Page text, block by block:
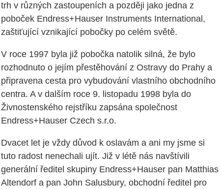
trh v různých zastoupeních a později jako jedna z
poboček Endress+Hauser Instruments International,
zaštiťující vznikající pobočky po celém světě.
V roce 1997 byla již pobočka natolik silná, že bylo
rozhodnuto o jejím přestěhování z Ostravy do Prahy a
připravena cesta pro vybudování vlastního obchodního
centra. A v dalším roce 9. listopadu 1998 byla do
Živnostenského rejstříku zapsána společnost
Endress+Hauser Czech s.r.o.
Dvacet let je vždy důvod k oslavám a ani my jsme si
tuto radost nenechali ujít. Již v létě nás navštívili
generální ředitel skupiny Endress+Hauser pan Matthias
Altendorf a pan John Salusbury, obchodní ředitel pro